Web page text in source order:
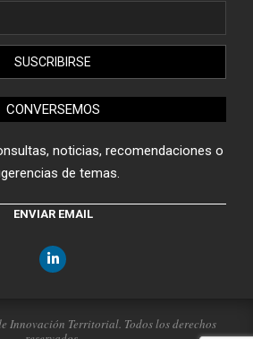
CONVERSEMOS
noticias, recomendaciones o
de temas.
ENVIAR EMAIL
Innovación Territorial. Todos los derechos